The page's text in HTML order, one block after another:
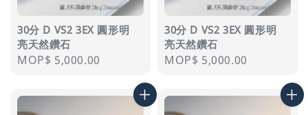
30分 D VS2 3EX 圓形明
亮天然鑽石
Regular
MOP$ 5,000.00
30分 D VS2 3EX 圓形明
亮天然鑽石
Regular
MOP$ 5,000.00